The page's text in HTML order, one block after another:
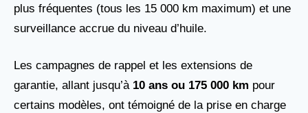
plus fréquentes (tous les 15 000 km maximum) et une
surveillance accrue du niveau d’huile.
Les campagnes de rappel et les extensions de
garantie, allant jusqu’à 10 ans ou 175 000 km pour
certains modèles, ont témoigné de la prise en charge